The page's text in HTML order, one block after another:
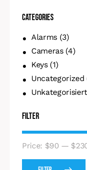
Categories
Alarms (3)
Cameras (4)
Keys (1)
Uncategorized
Unkategorisiert
Filter
Price: $90 —